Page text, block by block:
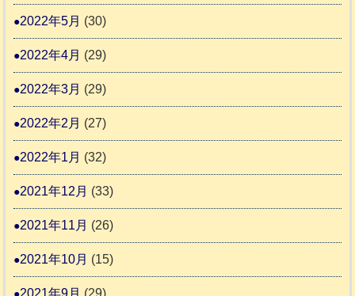
2022年5月 (30)
2022年4月 (29)
2022年3月 (29)
2022年2月 (27)
2022年1月 (32)
2021年12月 (33)
2021年11月 (26)
2021年10月 (15)
2021年9月 (29)